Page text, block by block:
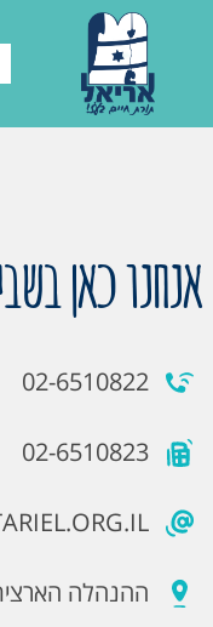
אנחנו כאן
02-6510822
02-6510823
ההנהלה הארצית: רחוב